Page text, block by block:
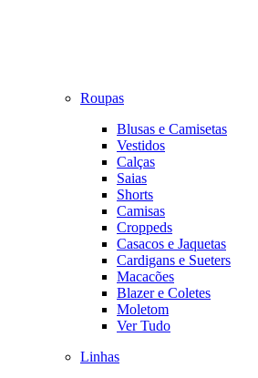
Roupas
Blusas e Camisetas
Vestidos
Calças
Saias
Shorts
Camisas
Croppeds
Casacos e Jaquetas
Cardigans e Sueters
Macacões
Blazer e Coletes
Moletom
Ver Tudo
Linhas